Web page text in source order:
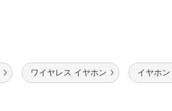
ワイヤレス イヤホン イヤホ